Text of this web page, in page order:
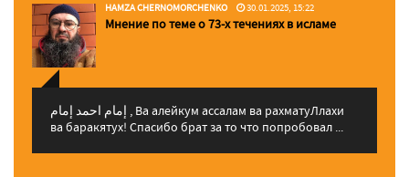
HAMZA CHERNOMORCHENKO 30.01.2025, 15:22
Мнение по теме о 73-х течениях в исламе
إمام احمد إمام , Ва алейкум ассалам ва рахматуЛлахи
ва баракятух! Спасибо брат за то что попробовал ...